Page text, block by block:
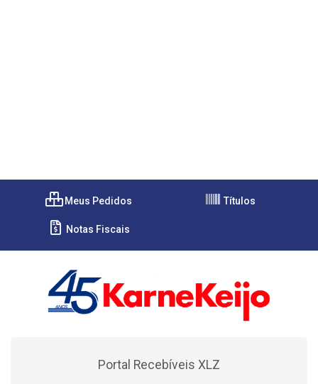
Meus Pedidos Títulos
Notas Fiscais
Portal Recebíveis XLZ